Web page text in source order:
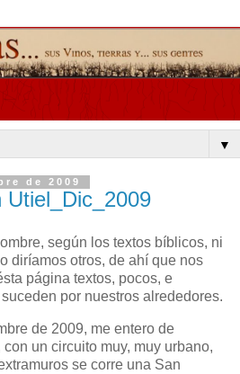
▼
de 2009
según los textos bíblicos, ni
diríamos otros, de ahí que nos
página textos, pocos, e
por nuestros alrededores.
de 2009, me entero de
un circuito muy, muy urbano,
se corre una San